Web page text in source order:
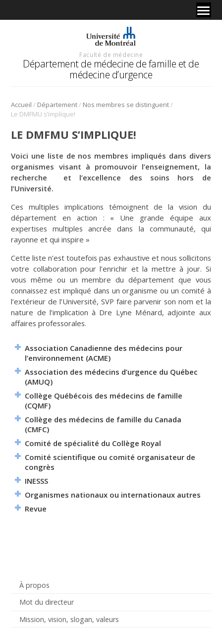
Faculté de médecine
Département de médecine de famille et de
médecine d’urgence
Accueil / Département/ Nos membres se distinguent/
Le DMFMU s’implique!
À propos
Mot du directeur
Mission, vision, slogan, valeurs
LE DMFMU S’IMPLIQUE!
Voici une liste de nos membres impliqués dans divers
organismes visant à promouvoir l’enseignement, la
recherche et l’excellence des soins hors de
l’Université.
Ces multiples implications témoignent de la vision du
département en action : « Une grande équipe aux
expertises multiples ancrée dans la communauté, qui
rayonne et qui inspire »
Cette liste n’est toutefois pas exhaustive et nous sollicitons
votre collaboration pour l’enrichir et la mettre à jour. Si
vous même ou un membre du département que vous
connaissez est impliqué dans un organisme ou un comité à
l’extérieur de l’Université, SVP faire parvenir son nom et la
nature de l’implication à Dre Lyne Ménard, adjointe aux
affaires professorales.
Association Canadienne des médecins pour
l’environnement (ACME)
Association des médecins d’urgence du Québec
(AMUQ)
Collège Québécois des médecins de famille
(CQMF)
Collège des médecins de famille du Canada
(CMFC)
Comité de spécialité du Collège Royal
Comité scientifique ou comité organisateur de
congrès
INESSS
Organismes nationaux ou internationaux autres
Revue